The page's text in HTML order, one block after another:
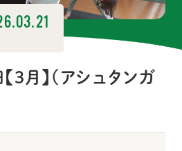
3月】(アシュタンガ